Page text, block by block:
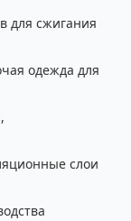
для сжигания
одежда для
слои